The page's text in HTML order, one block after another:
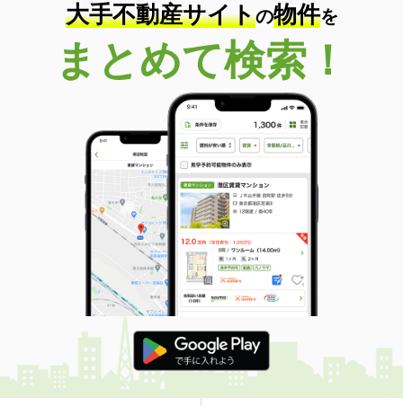
大手不動産サイトの物件を
まとめて検索！